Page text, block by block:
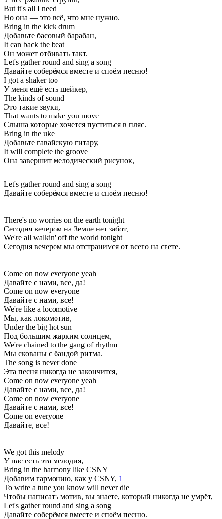
But it's all I need
Но она — это всё, что мне нужно.
Bring in the kick drum
Добавьте басовый барабан,
It can back the beat
Он может отбивать такт.
Let's gather round and sing a song
Давайте соберёмся вместе и споём песню!
I got a shaker too
У меня ещё есть шейкер,
The kinds of sound
Это такие звуки,
That wants to make you move
Слыша которые хочется пуститься в пляс.
Bring in the uke
Добавьте гавайскую гитару,
It will complete the groove
Она завершит мелодический рисунок,
Let's gather round and sing a song
Давайте соберёмся вместе и споём песню!
There's no worries on the earth tonight
Сегодня вечером на Земле нет забот,
We're all walkin' off the world tonight
Сегодня вечером мы отстранимся от всего на свете.
Come on now everyone yeah
Давайте с нами, все, да!
Come on now everyone
Давайте с нами, все!
We're like a locomotive
Мы, как локомотив,
Under the big hot sun
Под большим жарким солнцем,
We're chained to the gang of rhythm
Мы скованы с бандой ритма.
The song is never done
Эта песня никогда не закончится,
Come on now everyone yeah
Давайте с нами, все, да!
Come on now everyone
Давайте с нами, все!
Come on everyone
Давайте, все!
We got this melody
У нас есть эта мелодия,
Bring in the harmony like CSNY
Добавим гармонию, как у CSNY, 1
To write a tune you know will never die
Чтобы написать мотив, вы знаете, который никогда не умрёт,
Let's gather round and sing a song
Давайте соберёмся вместе и споём песню.